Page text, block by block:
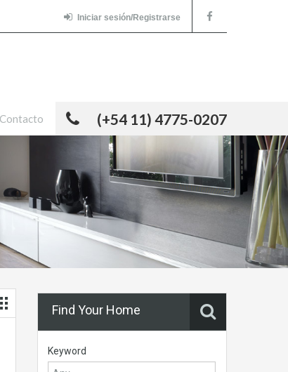
Iniciar sesión/Registrarse
(+54 11) 4775-0207
Contacto
Find Your Home
Keyword